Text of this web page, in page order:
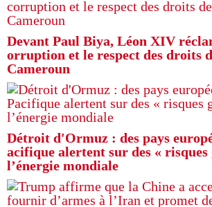
Devant Paul Biya, Léon XIV
orruption et le respect des droits
Cameroun
Détroit d'Ormuz : des pays
acifique alertent sur des « risques
l’énergie mondiale